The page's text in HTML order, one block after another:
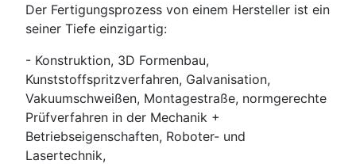
Der Fertigungsprozess von einem Hersteller ist ein
seiner Tiefe einzigartig:
- Konstruktion, 3D Formenbau,
Kunststoffspritzverfahren, Galvanisation,
Vakuumschweißen, Montagestraße, normgerechte
Prüfverfahren in der Mechanik +
Betriebseigenschaften, Roboter- und
Lasertechnik,